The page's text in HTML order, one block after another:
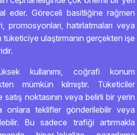
eder. Göreceli basitliğine rağmen
promosyonları, hatırlatmaları veya
ulaştırmanın gerçekten işe
kullanımı, coğrafi konum
mümkün kılmıştır. Tüketiciler
noktasının veya belirli bir yerin
onlara teklifler gönderilebilir veya
Bu sadece trafiği artırmakla